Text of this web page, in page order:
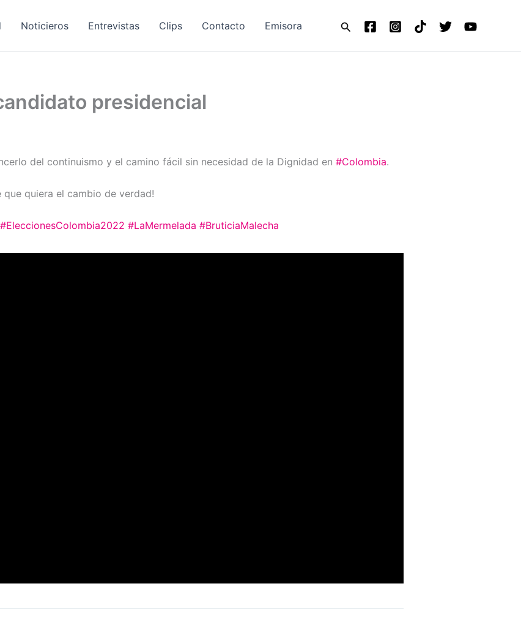
Noticieros Entrevistas Clips Contacto Emisora Buscar
presidencial
del continuismo y el camino fácil sin necesidad de la Dignidad en #Colombia.
que quiera el cambio de verdad!
#EleccionesColombia2022 #LaMermelada #BruticiaMalecha